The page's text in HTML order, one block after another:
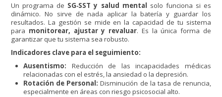
Un programa de SG‑SST y salud mental solo funciona si es
dinámico. No sirve de nada aplicar la batería y guardar los
resultados. La gestión se mide en la capacidad de tu sistema
para monitorear, ajustar y revaluar. Es la única forma de
garantizar que tu sistema sea robusto.
Indicadores clave para el seguimiento:
Ausentismo: Reducción de las incapacidades médicas
relacionadas con el estrés, la ansiedad o la depresión.
Rotación de Personal: Disminución de la tasa de renuncia,
especialmente en áreas con riesgo psicosocial alto.